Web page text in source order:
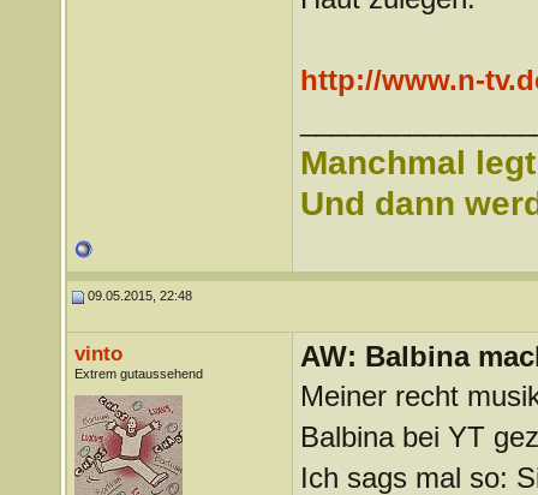
http://www.n-
Manchmal
Und dann
09.05.2015, 22:48
vinto
Extrem gutaussehend
AW: Balbina
Meiner recht
Balbina bei YT
Ich sags mal so: